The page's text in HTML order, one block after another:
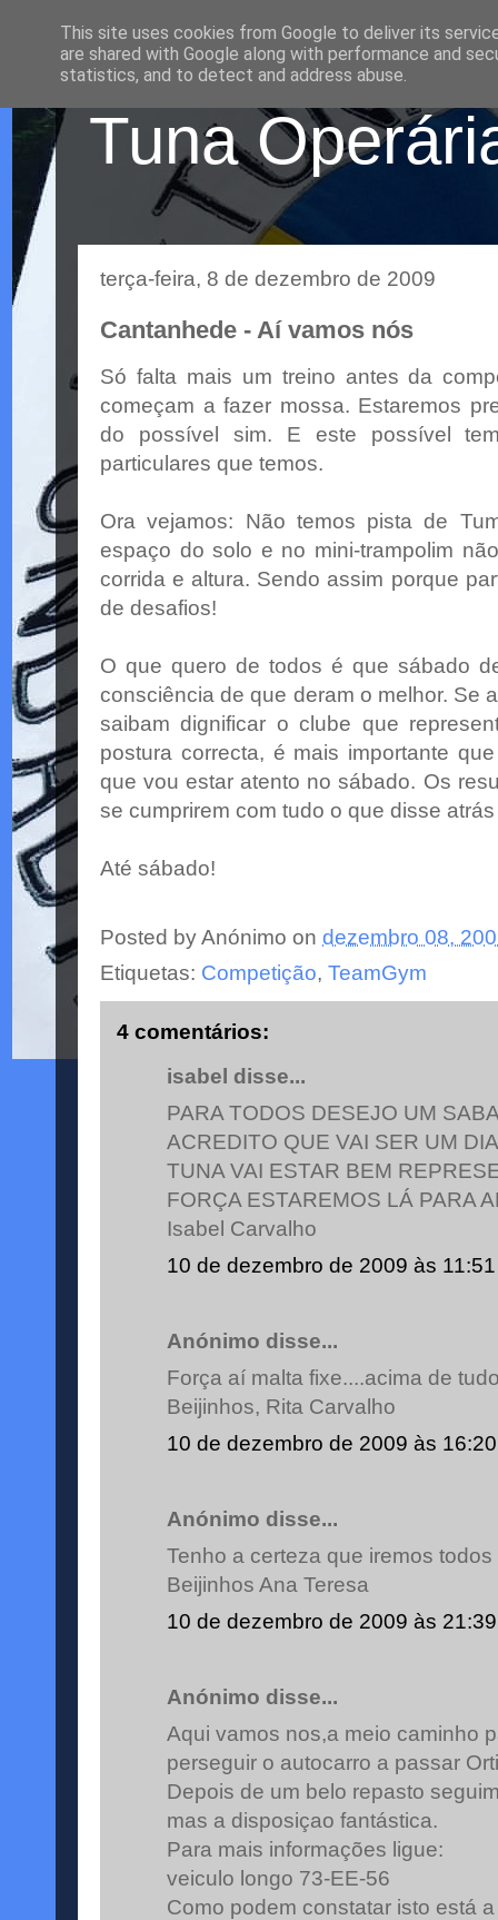
Tuna
terça-feira, 8 de dezembro de 2009
Cantanhede - Aí vamos nós
Só falta mais um treino antes da
começam a fazer mossa. Estaremos
do possível sim. E este possível
particulares que temos.
Ora vejamos: Não temos pista de
espaço do solo e no mini-trampolim
corrida e altura. Sendo assim porque
de desafios!
O que quero de todos é que sábado
consciência de que deram o melhor. Se
saibam dignificar o clube que
postura correcta, é mais importante
que vou estar atento nosábado. Os
se cumprirem com tudo o que disse atrás
Até sábado!
Posted byAnónimo on dezembro 08,
Etiquetas: Competição, TeamGym
4 comentários:
isabel disse...
PARA TODOS DESEJO UM
ACREDITO QUE VAI SER UM
TUNA VAI ESTAR BEM
FORÇA ESTAREMOS LÁ PARA
Isabel Carvalho
10 de dezembro de 2009 às 11:51
Anónimo disse...
Força aí malta fixe....acima de
Beijinhos, Rita Carvalho
10 de dezembro de 2009 às 16:20
Anónimo disse...
Tenho a certeza que iremos
Beijinhos Ana Teresa
10 de dezembro de 2009 às 21:39
Anónimo disse...
Aqui vamos nos,a meio caminho
perseguir o autocarro a passar
Depois de um belo repasto
mas a disposiçao fantástica.
Para mais informações ligue:
veiculo longo 73-EE-56
Como podem constatar isto está
This site uses cookies from Google to deliver its
are shared with Google along with performance and
statistics, and to detect and address abuse.